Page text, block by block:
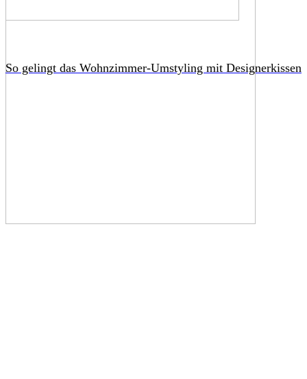
So gelingt das Wohnzimmer-Umstyling mit Designerkissen